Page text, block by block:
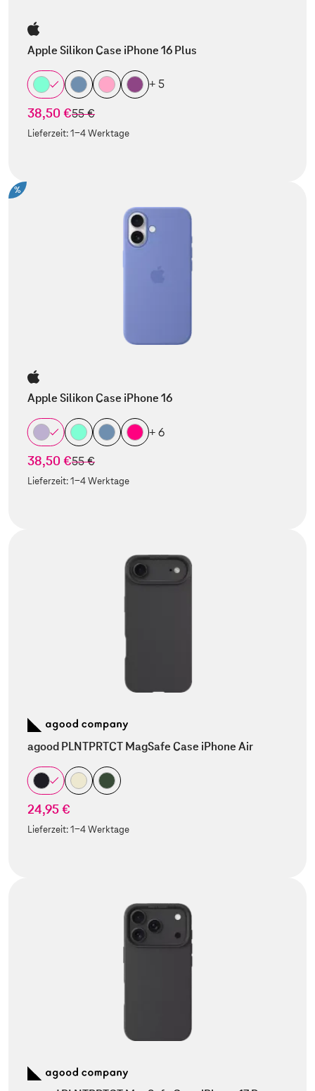
Apple Silikon Case iPhone 16 Plus
+ 5
38,50 €statt
55 €
Lieferzeit:1-4 Werktage
%
Apple Silikon Case iPhone 16
+ 6
38,50 €statt
55 €
Lieferzeit:1-4 Werktage
agood PLNTPRTCT MagSafe Case iPhone Air
24,95 €
Lieferzeit:1-4 Werktage